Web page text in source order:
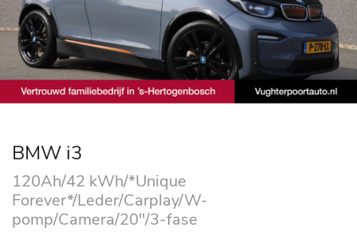
BMW i3
120Ah/42 kWh/*Unique
Forever*/Leder/Carplay/W-
pomp/Camera/20"/3-fase